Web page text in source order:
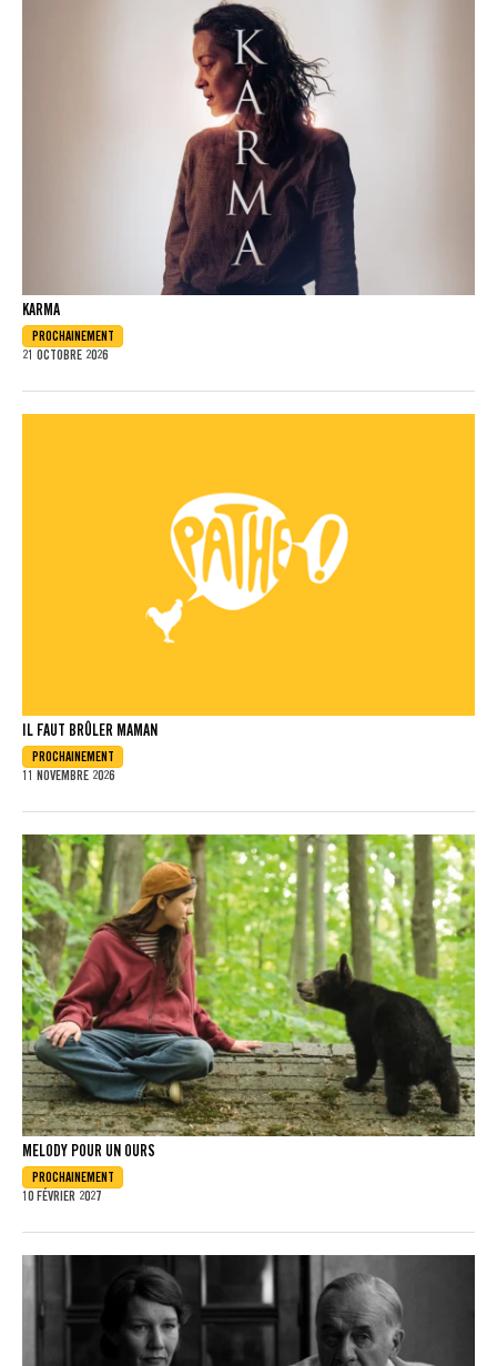
KARMA
PROCHAINEMENT
21 OCTOBRE 2026
IL FAUT BRÛLER MAMAN
PROCHAINEMENT
11 NOVEMBRE 2026
MELODY POUR UN OURS
PROCHAINEMENT
10 FÉVRIER 2027